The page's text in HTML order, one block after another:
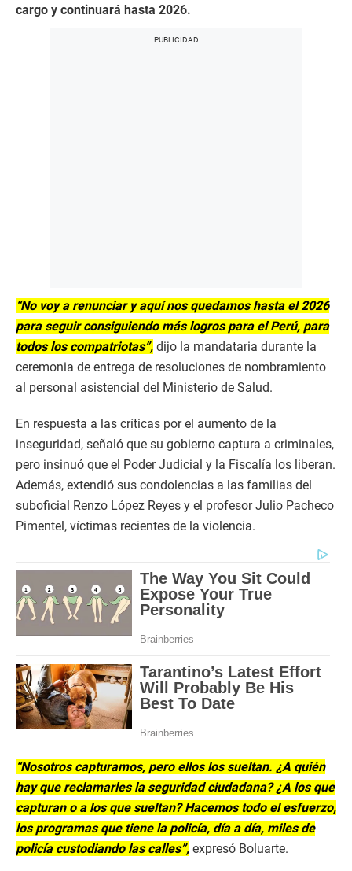
cargo y continuará hasta 2026.
“No voy a renunciar y aquí nos quedamos hasta el 2026
para seguir consiguiendo más logros para el Perú, para
todos los compatriotas”, dijo la mandataria durante la
ceremonia de entrega de resoluciones de nombramiento
al personal asistencial del Ministerio de Salud.
En respuesta a las críticas por el aumento de la
inseguridad, señaló que su gobierno captura a criminales,
pero insinuó que el Poder Judicial y la Fiscalía los liberan.
Además, extendió sus condolencias a las familias del
suboficial Renzo López Reyes y el profesor Julio Pacheco
Pimentel, víctimas recientes de la violencia.
“Nosotros capturamos, pero ellos los sueltan. ¿A quién
hay que reclamarles la seguridad ciudadana? ¿A los que
capturan o a los que sueltan? Hacemos todo el esfuerzo,
los programas que tiene la policía, día a día, miles de
policía custodiando las calles”, expresó Boluarte.